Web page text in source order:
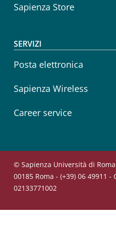
Sapienza Store
SERVIZI
Posta elettronica
Sapienza Wireless
Career service
© Sapienza Università di
00185 Roma - (+39) 06 49911 -
02133771002